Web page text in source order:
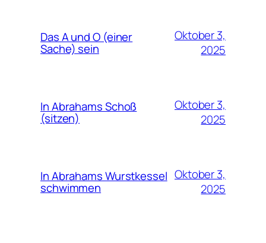
Das A und O (einer
Sache) sein
Oktober 3,
2025
In Abrahams Schoß
(sitzen)
Oktober 3,
2025
In Abrahams Wurstkessel
schwimmen
Oktober 3,
2025